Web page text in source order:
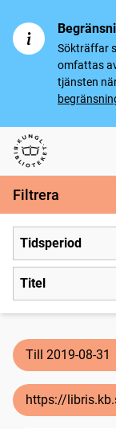
Sökträffar
omfattas
tjänsten
Svenska tidningar
Filtrera
Tidsperiod
Titel
Till 2019-08-31
https://